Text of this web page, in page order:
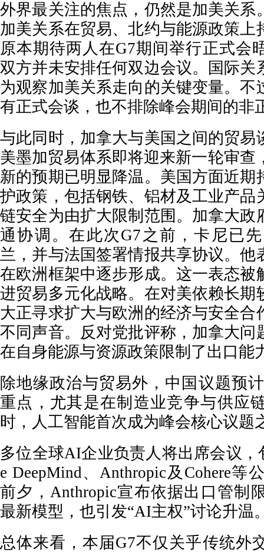
外界最关注的焦点，仍然是加美关系
加美关系在贸易、北约与能源政策上
原本期待两人在G7期间举行正式会
双方并未安排任何双边会议。国际关
为观察加美关系走向的关键变量。不
有正式会谈，也不排除峰会期间的非
与此同时，加拿大与美国之间的贸易
美墨加贸易体系即将迎来新一轮审查
新的预期已明显降温。美国方面近期
护政策，包括钢铁、铝材及工业产品
链安全为由扩大限制范围。加拿大政
通协调。在此次G7之前，卡尼已
兰，并与法国签署情报共享协议。他
在欧洲框架中逐步形成。这一表态被
进贸易多元化战略。在对美依赖长期
大正寻求扩大与欧洲的经济与安全合
不同声音。反对党批评称，加拿大问
在自身能源与资源政策限制了出口能
除地缘政治与贸易外，中国议题预
重点，尤其是在制造业竞争与供应
时，人工智能首次成为峰会核心议题
多位全球AI企业负责人将出席会议，
e DeepMind、Anthropic及Cohere等
前夕，Anthropic宣布依据出口管制
最新模型，也引发“AI主权”讨论升温
总体来看，本届G7不仅关乎传统外